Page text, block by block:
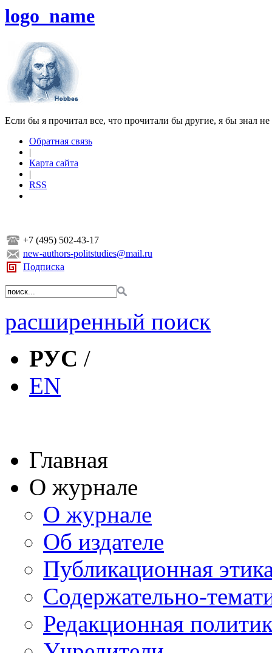
logo_name
Если бы я прочитал все, что прочитали бы другие, я бы знал
Обратная связь
|
Карта сайта
|
RSS
+7 (495) 502-43-17
new-authors-politstudies@mail.ru
Подписка
расширенный поиск
РУС /
EN
Главная
О журнале
О журнале
Об издателе
Публикационная
Содержательно-
Редакционная